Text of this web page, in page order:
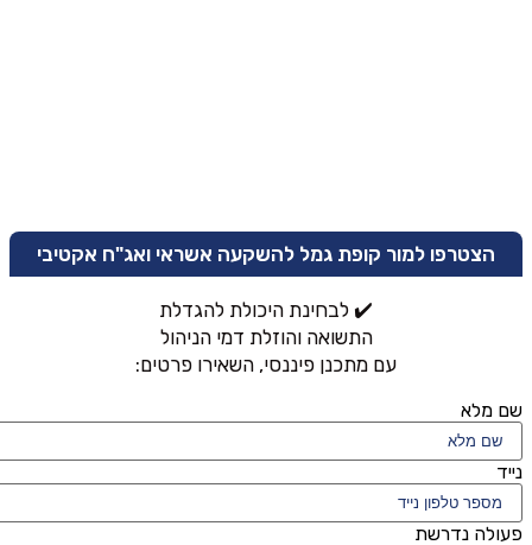
הצטרפו למור קופת גמל להשקעה אשראי ואג"ח אקטיבי
✔️ לבחינת היכולת להגדלת
התשואה והוזלת דמי הניהול
עם מתכנן פיננסי, השאירו פרטים:
שם מלא
נייד
פעולה נדרשת